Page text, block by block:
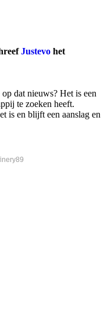
Justevo het
dat nieuws? Het is een
te zoeken heeft.
is en blijft een aanslag en